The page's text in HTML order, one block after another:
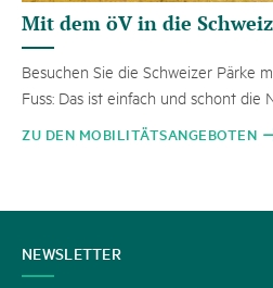
Mit dem öV in die
Besuchen Sie die Schweizer Pärke
Fuss: Das ist einfach und schont die
ZU DEN MOBILITÄTSANGEBOTEN
KONTAKT
NEWSLETTER